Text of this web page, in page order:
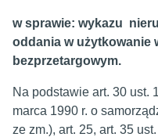
w sprawie: wykazu
oddania w
bezprzetargowym.
Na podstawie art. 30 ust.
marca 1990 r. o
ze zm.), art. 25, art. 35